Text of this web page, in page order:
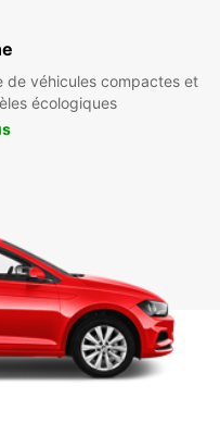
de véhicules compactes et
écologiques